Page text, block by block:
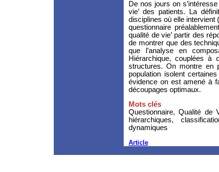
De nos jours on
vie’ des patients. La
disciplines où elle intervient
questionnaire
qualité de vie’ partir des
de montrer que des
que l’analyse en
Hiérarchique, couplées à
structures. On montre en
population isolent
évidence on est amené à
découpages optimaux.
Mots clés
Questionnaire, Qualité de
hiérarchiques,
dynamiques
Article